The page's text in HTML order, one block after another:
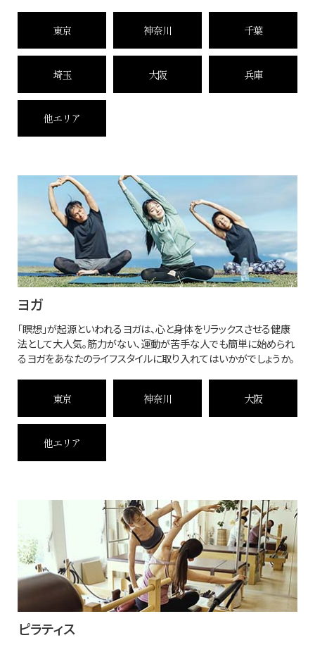
東京 神奈川 千葉
埼玉 大阪 兵庫
他エリア
ヨガ
「瞑想」が起源といわれるヨガは、心と身体をリラックスさせる健康
法として大人気。筋力がない、運動が苦手な人でも簡単に始められ
るヨガをあなたのライフスタイルに取り入れてはいかがでしょうか。
東京 神奈川 大阪
他エリア
ピラティス